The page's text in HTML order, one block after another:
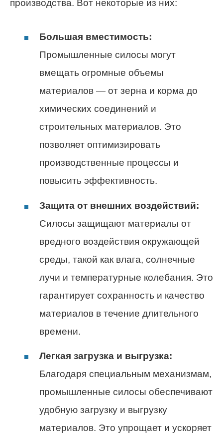
производства. Вот некоторые из них:
Большая вместимость:
Промышленные силосы могут
вмещать огромные объемы
материалов — от зерна и корма до
химических соединений и
строительных материалов. Это
позволяет оптимизировать
производственные процессы и
повысить эффективность.
Защита от внешних воздействий:
Силосы защищают материалы от
вредного воздействия окружающей
среды, такой как влага, солнечные
лучи и температурные колебания. Это
гарантирует сохранность и качество
материалов в течение длительного
времени.
Легкая загрузка и выгрузка:
Благодаря специальным механизмам,
промышленные силосы обеспечивают
удобную загрузку и выгрузку
материалов. Это упрощает и ускоряет